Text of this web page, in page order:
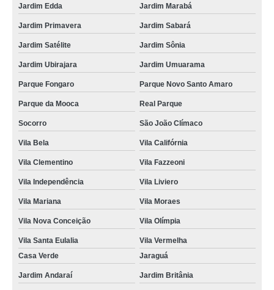
Jardim Edda Jardim Marabá
Jardim Primavera Jardim Sabará
Jardim Satélite Jardim Sônia
Jardim Ubirajara Jardim Umuarama
Parque Fongaro Parque Novo Santo Amaro
Parque da Mooca Real Parque
Socorro São João Clímaco
Vila Bela Vila Califórnia
Vila Clementino Vila Fazzeoni
Vila Independência Vila Liviero
Vila Mariana Vila Moraes
Vila Nova Conceição Vila Olímpia
Vila Santa Eulalia
Vila Vermelha
Casa Verde
Jaraguá
Jardim Andaraí Jardim Britânia